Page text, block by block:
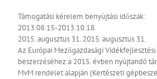
Támogatási kérelem benyújtási időszak:
2013.08.15-2013.10.18.
2015. augusztus 31. 2015. augusztus 31.
Az Európai Mezőgazdasági
beszerzéséhez a 2015. évben nyújtandó
MvM rendelet alapján (Kertészeti